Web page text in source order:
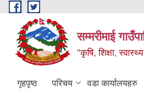
Skip to main content
सम्मरीमाई
"कृषि, शिक्षा,
गृहपृष्ठ परिचय वडा कार्यालयहरु